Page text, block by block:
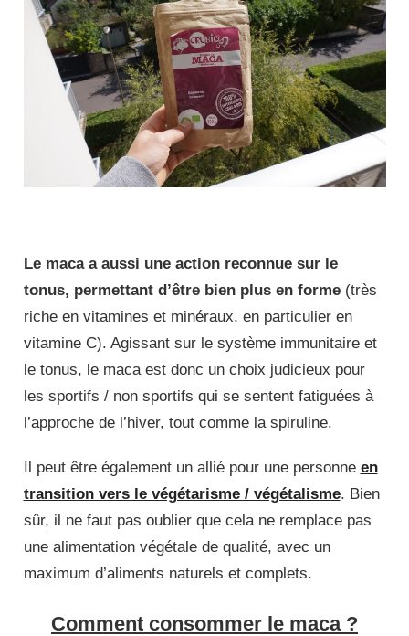
Le maca a aussi une action reconnue sur le
tonus, permettant d’être bien plus en forme(très
riche en vitamines et minéraux, en particulier en
vitamine C). Agissant sur le système immunitaire et
le tonus, le maca est donc un choix judicieux pour
les sportifs / non sportifs qui se sentent fatiguées à
l’approche de l’hiver, tout comme la spiruline.
Il peut être également un allié pour une personne en
transition vers le végétarisme / végétalisme. Bien
sûr, il ne faut pas oublier que cela ne remplace pas
une alimentation végétale de qualité, avec un
maximum d’aliments naturels et complets.
Comment consommer le maca ?